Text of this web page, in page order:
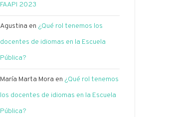
FAAPI 2023
Agustina en ¿Qué rol tenemos los
docentes de idiomas en la Escuela
Pública?
María Marta Mora en ¿Qué rol tenemos
los docentes de idiomas en la Escuela
Pública?